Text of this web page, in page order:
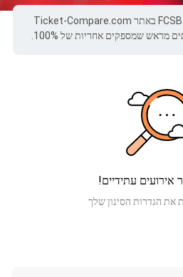
כל הכרטיסים לפ.צ. בזל נגד FCSB באתר Ticket-Compare.com
מראש שמספקים אחריות של 100%.
אירועים עתידיים!
את הגדרות הסינון שלך